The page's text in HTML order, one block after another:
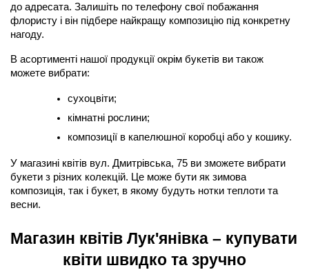
до адресата. Залишіть по телефону свої побажання
флористу і він підбере найкращу композицію під конкретну
нагоду.
В асортименті нашої продукції окрім букетів ви також
можете вибрати:
сухоцвіти;
кімнатні рослини;
композиції в капелюшної коробці або у кошику.
У магазині квітів вул. Дмитрівська, 75 ви зможете вибрати
букети з різних колекцій. Це може бути як зимова
композиція, так і букет, в якому будуть нотки теплоти та
весни.
Магазин квітів Лук'янівка – купувати
квіти швидко та зручно